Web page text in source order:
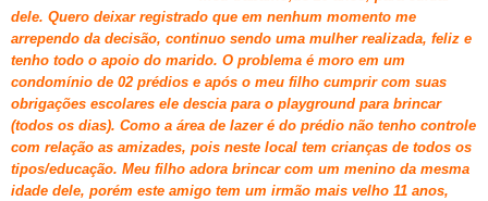
dele. Quero deixar registrado que em nenhum momento me
arrependo da decisão, continuo sendo uma mulher realizada, feliz e
tenho todo o apoio do marido. O problema é moro em um
condomínio de 02 prédios e após o meu filho cumprir com suas
obrigações escolares ele descia para o playground para brincar
(todos os dias). Como a área de lazer é do prédio não tenho controle
com relação as amizades, pois neste local tem crianças de todos os
tipos/educação. Meu filho adora brincar com um menino da mesma
idade dele, porém este amigo tem um irmão mais velho 11 anos,